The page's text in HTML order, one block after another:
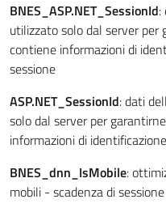
BNES_ASP.NET_SessionId:
utilizzato solo dal server
contiene informazioni di
sessione
ASP.NET_SessionId: dati
solo dal server per
informazioni di
BNES_dnn_IsMobile:
mobili - scadenza di sessione